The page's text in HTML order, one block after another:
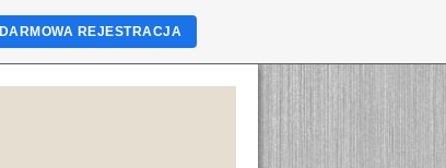
DARMOWA REJESTRACJA